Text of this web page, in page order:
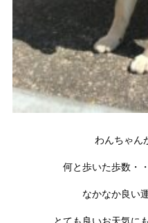
わんちゃん
何と歩いた歩数・
なかなか良い